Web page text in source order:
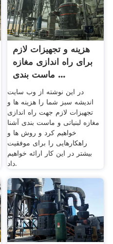
هزینه و تجهیزات لازم
برای راه اندازی مغازه
ماست بندی ...
در این نوشته از وب سایت
اندیشه سبز شما را هزینه ها و
تجهیزات لازم جهت راه اندازی
مغازه لبنیاتی و ماست بندی آشنا
خواهیم کرد و روش ها و
راهکارهایی را برای موفقیت
بیشتر در این کار ارائه خواهیم
داد.